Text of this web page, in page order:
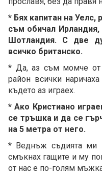
* Бях капитан на Уелс,
съм обичал
Шотландия. С две
всичко британско.
* Да, аз съм момче от
район всички
където аз играех.
* Ако Кристиано
се тръшка и да се
на 5 метра от него.
* Веднъж съдията ми
смъкнах гащите и му
от нас е по-голям